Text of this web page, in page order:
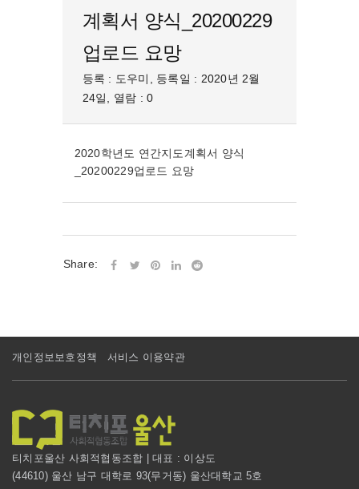
계획서 양식_20200229
업로드 요망
등록 : 도우미, 등록일 : 2020년 2월
24일, 열람 : 0
2020학년도 연간지도계획서 양식
_20200229업로드 요망
Share:
개인정보보호정책 서비스 이용약관
티치포울산 사회적협동조합 | 대표 : 이상도
(44610) 울산 남구 대학로 93(무거동) 울산대학교 5호